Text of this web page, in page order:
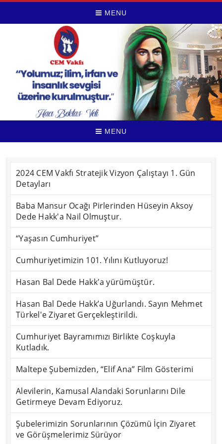
MENU
MENU
2024 CEM Vakfı Stratejik Vizyon Çalıştayı 1. Gün
Detayları
Baba Mansur Ocağı Pirlerinden Hüseyin Aksoy
Dede Hakk'a Nail Olmuştur.
“Yaşasın Cumhuriyet”
Cumhuriyetimizin 101. Yılını Kutluyoruz!
Hasan Bal Dede Hakk'a yürümüştür.
Hasan Bal Dede Hakk’a Uğurlandı. Sayın Mehmet
Türkel'e Ziyaret Gerçekleştirildi.
Cumhuriyet Bayramımızı Birlikte Coşkuyla
Kutladık.
Maltepe Şubemizden, “Elif Ana” Film Gösterimi
Alevilerin, Kamusal Alandaki Sorunlarını Dile
Getirmeye Devam Ediyoruz.
Şubelerimizin Sorunlarının Çözümü İçin Ziyaret
ve Görüşmelerimiz Sürüyor